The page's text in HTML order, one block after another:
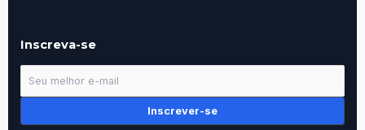
Inscreva-se
Inscrever-se